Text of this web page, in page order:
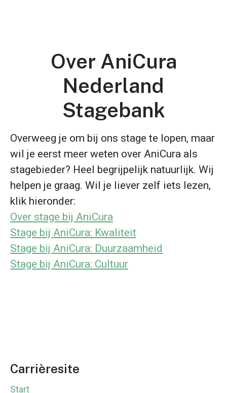
Over AniCura
Nederland
Stagebank
Overweeg je om bij ons stage te lopen, maar
wil je eerst meer weten over AniCura als
stagebieder? Heel begrijpelijk natuurlijk. Wij
helpen je graag. Wil je liever zelf iets lezen,
klik hieronder:
Over stage bij AniCura
Stage bij AniCura: Kwaliteit
Stage bij AniCura: Duurzaamheid
Stage bij AniCura: Cultuur
Carrièresite
Start